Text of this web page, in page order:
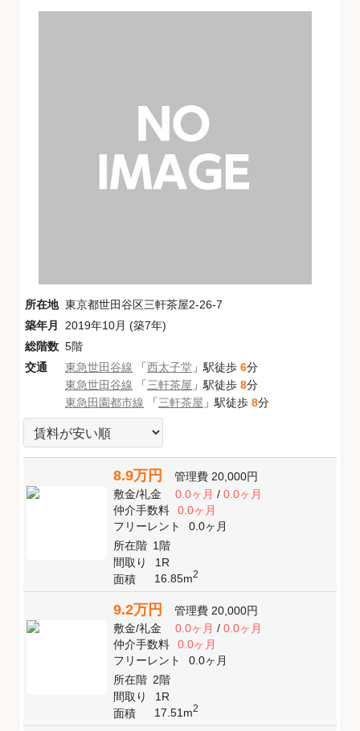
所在地 東京都世田谷区三軒茶屋2-26-7
築年月
2019年10月 (築7年)
総階数 5階
交通
東急世田谷線 「西太子堂 」駅徒歩 6分
東急世田谷線 「三軒茶屋 」駅徒歩 8分
東急田園都市線 「三軒茶屋 」駅徒歩 8分
8.9万円 管理費 20,000円
敷金/礼金 0.0ヶ月/ 0.0ヶ月
仲介手数料
0.0ヶ月
フリーレント
0.0ヶ月
所在階 1階
間取り
1R
面積
16.85m2
9.2万円 管理費 20,000円
敷金/礼金 0.0ヶ月/ 0.0ヶ月
仲介手数料
0.0ヶ月
フリーレント
0.0ヶ月
所在階 2階
間取り
1R
面積
17.51m2